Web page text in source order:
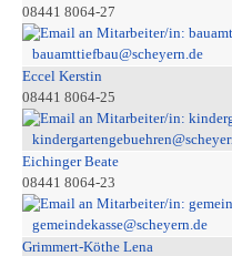
08441 8064-27
bauamttiefbau@scheyern.de
Eccel Kerstin
08441 8064-25
Eichinger Beate
08441 8064-23
gemeindekasse@scheyern.de
Grimmert-Köthe Lena